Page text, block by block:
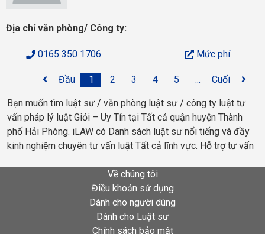
Địa chỉ văn phòng/ Công ty:
0165 350 1706 Mức phí
Đầu 1 2 3 4 5 ... Cuối
Bạn muốn tìm luật sư / văn phòng luật sư / công ty luật tư
vấn pháp lý luật Giỏi – Uy Tín tại Tất cả quận huyện Thành
phố Hải Phòng. iLAW có Danh sách luật sư nổi tiếng và đầy
kinh nghiệm chuyên tư vấn luật Tất cả lĩnh vực. Hỗ trợ tư vấn
Về chúng tôi
Điều khoản sử dụng
Dành cho người dùng
Dành cho Luật sư
Chính sách bảo mật